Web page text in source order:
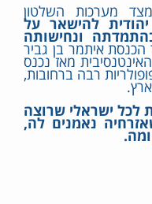
מערכות השלטון
להישאר על
ונחישותה
ה24 נכנס חבר הכנסת איתמר בן גביר
מאז נכנס
רבה ברחובות,
לכל ישראלי שרוצה
נאמנים לה,